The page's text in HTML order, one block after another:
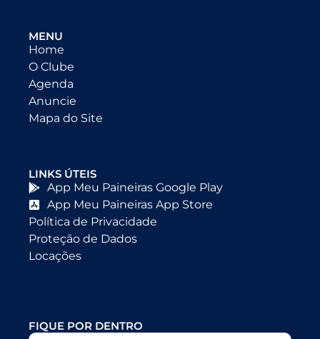
MENU
Home
O Clube
Agenda
Anuncie
Mapa do Site
LINKS ÚTEIS
App Meu Paineiras Google Play
App Meu Paineiras App Store
Política de Privacidade
Proteção de Dados
Locações
FIQUE POR DENTRO